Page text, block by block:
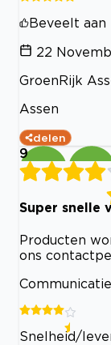
Beveelt aan
22
GroenRijk
Assen
delen
9
Super snelle
Producten
ons
Communicatie
Snelheid/